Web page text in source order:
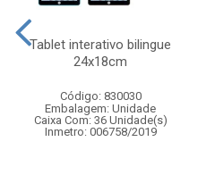
Tablet interativo bilingue
24x18cm
Código: 830030
Embalagem: Unidade
Caixa Com: 36 Unidade(s)
Inmetro: 006758/2019